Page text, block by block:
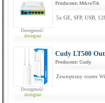
Dostępność:
dostępne
Producent: MikroTik
5x GE, SFP, USB,
Dostępność:
dostępne
Cudy LT500
Producent: Cudy
Zewnętrzny router